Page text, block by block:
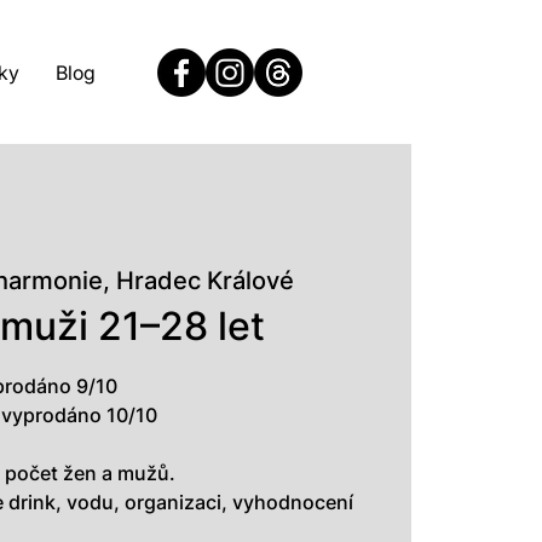
Blog
Hradec Králové
21–28 let
9/10
10/10
žen a mužů.
drink, vodu, organizaci, vyhodnocení